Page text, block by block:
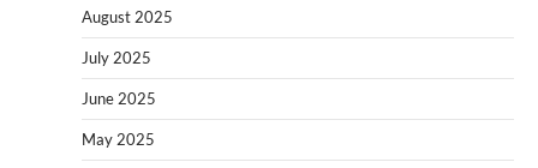
August 2025
July 2025
June 2025
May 2025